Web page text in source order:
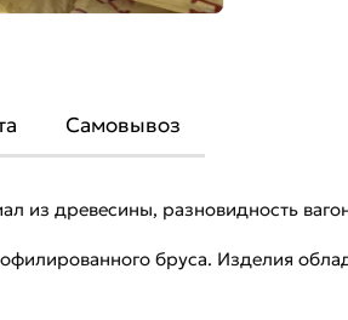
Самовывоз
из древесины, разновидность
бруса. Изделия